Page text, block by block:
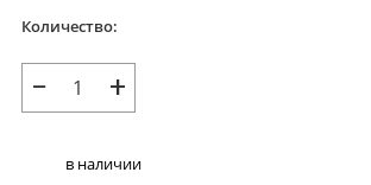
Количество:
− +
в наличии